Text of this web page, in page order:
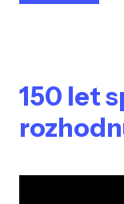
150 let